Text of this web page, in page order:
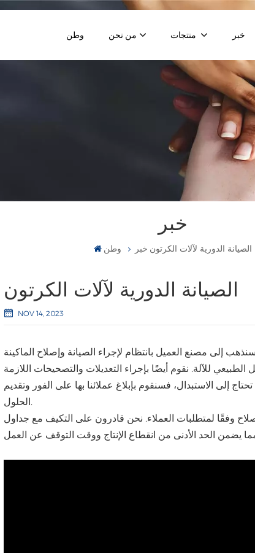
وطن من نحن خبر
خبر
وطن خبر الصيانة الدورية لآلات الكرتون
الصيانة الدورية لآلات الكرتون
NOV 14, 2023
سنذهب إلى مصنع العميل بانتظام لإجراء الصيانة وإصلاح الماكينة
للآلة. نقوم أيضًا بإجراء التعديلات والتصحيحات اللازمة
إلى الاستبدال، فسنقوم بإبلاغ عملائنا بها على الفور وتقديم
الحلول.
وفقًا لمتطلبات العملاء. نحن قادرون على التكيف مع جداول